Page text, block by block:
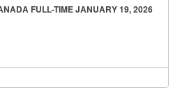
FULL-TIME JANUARY 19, 2026